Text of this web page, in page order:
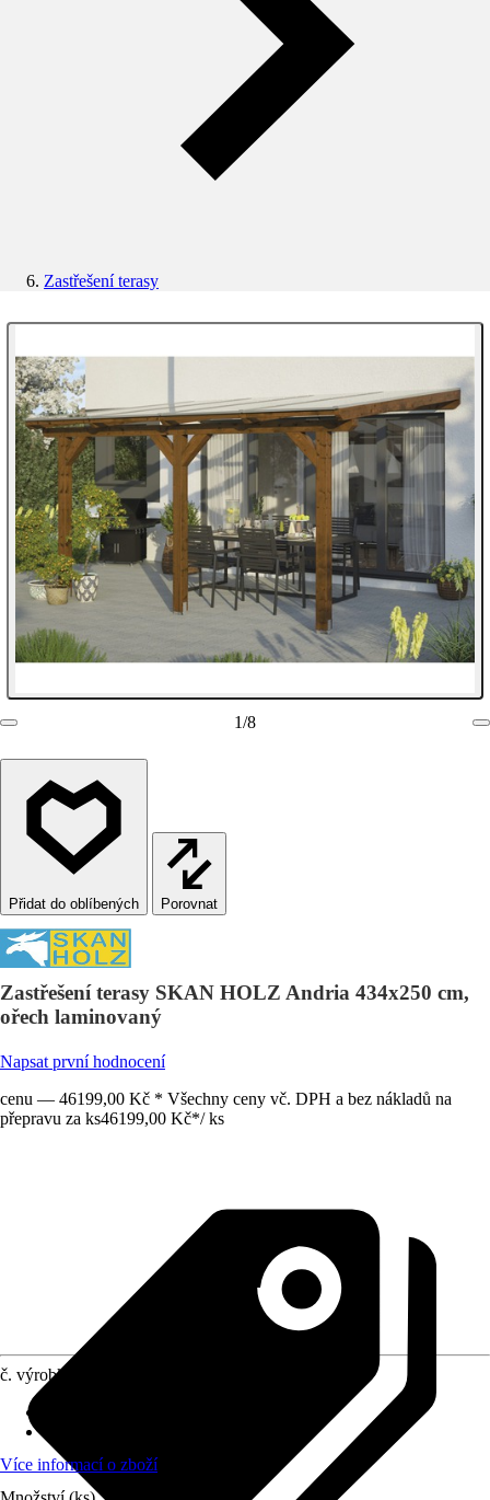
Zastřešení terasy
1/8
Porovnat
Zastřešení terasy SKAN HOLZ Andria 434x250 cm,
ořech laminovaný
Napsat první hodnocení
cenu — 46199,00 Kč * Všechny ceny vč. DPH a bez nákladů na
přepravu za ks46199,00 Kč*/ ks
č. výrobku
Více informací o zboží